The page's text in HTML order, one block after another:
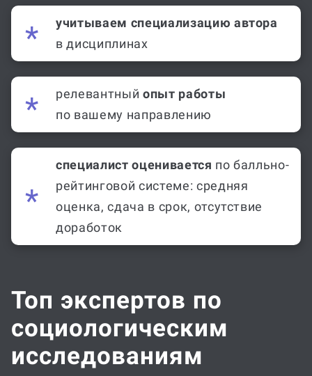
учитываем специализацию автора
в дисциплинах
релевантный опыт работы
по вашему направлению
специалист оценивается по балльно-
рейтинговой системе: средняя
оценка, сдача в срок, отсутствие
доработок
Топ экспертов по
социологическим
исследованиям